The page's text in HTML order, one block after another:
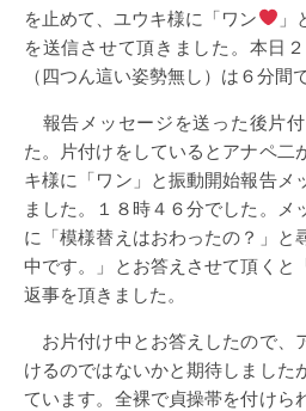
を止めて、ユウキ様に「ワン
」
を送信させて頂きました。本日
（四つん這い姿勢無し）は６分間
報告メッセージを送った後片
た。片付けをしているとアナペ二
キ様に「ワン」と振動開始報告メ
ました。１８時４６分でした。メ
に「模様替えはおわったの？」と
中です。」とお答えさせて頂くと
返事を頂きました。
お片付け中とお答えしたので、
けるのではないかと期待しました
ています。全裸で貞操帯を付けら